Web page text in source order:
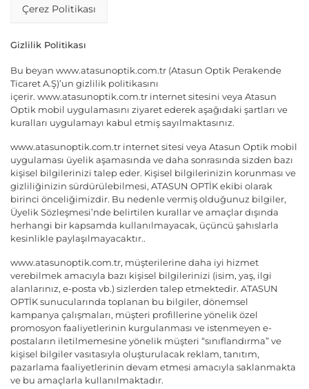
Çerez Politikası
Gizlilik Politikası
Bu beyan www.atasunoptik.com.tr (Atasun Optik Perakende
Ticaret A.Ş)’un gizlilik politikasını
içerir. www.atasunoptik.com.tr internet sitesini veya Atasun
Optik mobil uygulamasını ziyaret ederek aşağıdaki şartları ve
kuralları uygulamayı kabul etmiş sayılmaktasınız.
www.atasunoptik.com.tr internet sitesi veya Atasun Optik mobil
uygulaması üyelik aşamasında ve daha sonrasında sizden bazı
kişisel bilgilerinizi talep eder. Kişisel bilgilerinizin korunması ve
gizliliğinizin sürdürülebilmesi, ATASUN OPTİK ekibi olarak
birinci önceliğimizdir. Bu nedenle vermiş olduğunuz bilgiler,
Üyelik Sözleşmesi’nde belirtilen kurallar ve amaçlar dışında
herhangi bir kapsamda kullanılmayacak, üçüncü şahıslarla
kesinlikle paylaşılmayacaktır..
www.atasunoptik.com.tr, müşterilerine daha iyi hizmet
verebilmek amacıyla bazı kişisel bilgilerinizi (isim, yaş, ilgi
alanlarınız, e-posta vb.) sizlerden talep etmektedir. ATASUN
OPTİK sunucularında toplanan bu bilgiler, dönemsel
kampanya çalışmaları, müşteri profillerine yönelik özel
promosyon faaliyetlerinin kurgulanması ve istenmeyen e-
postaların iletilmemesine yönelik müşteri “sınıflandırma” ve
kişisel bilgiler vasıtasıyla oluşturulacak reklam, tanıtım,
pazarlama faaliyetlerinin devam etmesi amacıyla saklanmakta
ve bu amaçlarla kullanılmaktadır.